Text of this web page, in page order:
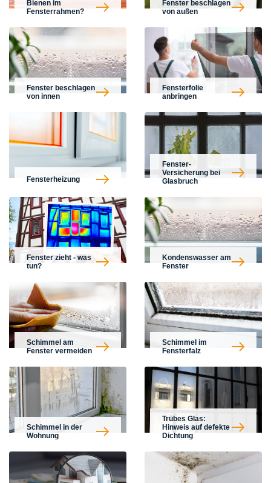
Bienen im
Fensterrahmen?
Fenster beschlagen
von außen
Fenster beschlagen
von innen
Fensterfolie
anbringen
Fensterheizung
Fenster-
Versicherung bei
Glasbruch
Fenster zieht - was
tun?
Kondenswasser am
Fenster
Schimmel am
Fenster vermeiden
Schimmel im
Fensterfalz
Schimmel in der
Wohnung
Trübes Glas:
Hinweis auf defekte
Dichtung